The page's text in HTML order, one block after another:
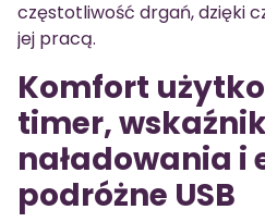
częstotliwość drgań, dzięki
jej pracą.
Komfort
timer,
naładowania i
podróżne USB